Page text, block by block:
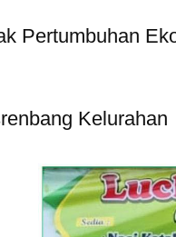
Pertumbuhan
Kelurahan